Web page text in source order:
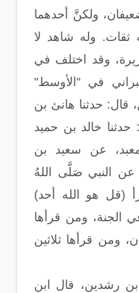
ولكنَّ أحدهما
ثقات. وله شاهد لا
وقد اختلف في
في "الأوسط"
قال: حدثنا هانئ بن
حدثنا خالد بن حميد
عن سعيد بن
النبي صَلَّى اللهُ
(قل هو الله أحد)
ومن قرأها
ومن قرأها ثلاثين
بن رشدين، قال ابن